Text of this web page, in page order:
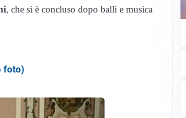
, che si è concluso dopo balli e musica
foto)